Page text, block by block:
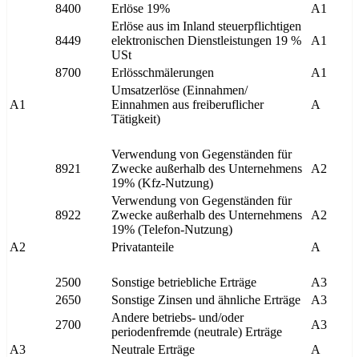
8400 Erlöse 19% A1
8449
Erlöse aus im Inland steuerpflichtigen
elektronischen Dienstleistungen 19 %
USt
A1
8700 Erlösschmälerungen A1
A1
Umsatzerlöse (Einnahmen/
Einnahmen aus freiberuflicher
Tätigkeit)
A
8921
Verwendung von Gegenständen für
Zwecke außerhalb des Unternehmens
19% (Kfz-Nutzung)
A2
8922
Verwendung von Gegenständen für
Zwecke außerhalb des Unternehmens
19% (Telefon-Nutzung)
A2
A2 Privatanteile A
2500 Sonstige betriebliche Erträge
A3
2650
Sonstige Zinsen und ähnliche Erträge
A3
2700
Andere betriebs- und/oder
periodenfremde (neutrale) Erträge
A3
A3
Neutrale Erträge A